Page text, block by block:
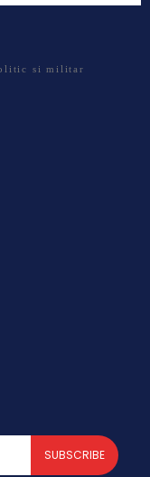
si militar
SUBSCRIBE